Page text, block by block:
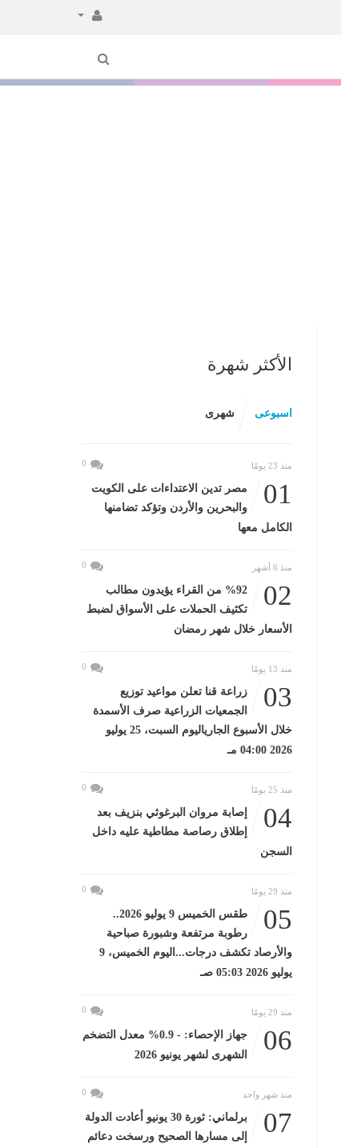
الأكثر شهرة
اسبوعى شهرى
منذ 23 يومًا 0
01
مصر تدين الاعتداءات على الكويت
والبحرين والأردن وتؤكد تضامنها
الكامل معها
منذ 6 أشهر 0
02
%92 من القراء يؤيدون مطالب
تكثيف الحملات على الأسواق لضبط
الأسعار خلال شهر رمضان
منذ 13 يومًا 0
03
زراعة قنا تعلن مواعيد توزيع
الجمعيات الزراعية صرف الأسمدة
خلال الأسبوع الجارياليوم السبت، 25 يوليو
2026 04:00 مـ
منذ 25 يومًا 0
04
إصابة مروان البرغوثي بنزيف بعد
إطلاق رصاصة مطاطية عليه داخل
السجن
منذ 29 يومًا 0
05
طقس الخميس 9 يوليو 2026..
رطوبة مرتفعة وشبورة صباحية
والأرصاد تكشف درجات...اليوم الخميس، 9
يوليو 2026 05:03 صـ
منذ 29 يومًا 0
06
جهاز الإحصاء: - 0.9% معدل التضخم
الشهرى لشهر يونيو 2026
منذ شهر واحد 0
07
برلماني: ثورة 30 يونيو أعادت الدولة
إلى مسارها الصحيح ورسخت دعائم